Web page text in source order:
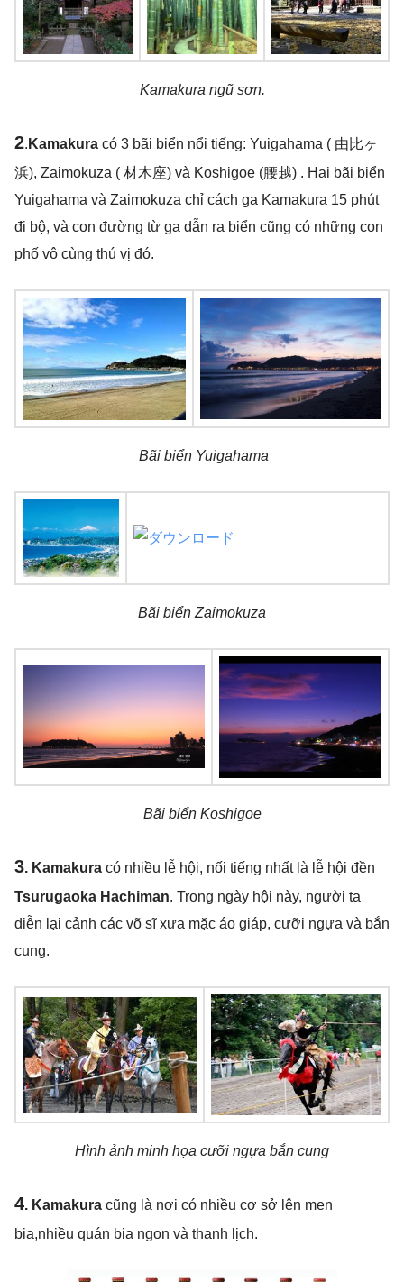
Kamakura ngũ sơn.
2. Kamakura có 3 bãi biển nổi tiếng: Yuigahama ( 由比ヶ
浜), Zaimokuza ( 材木座) và Koshigoe (腰越) . Hai bãi biển
Yuigahama và Zaimokuza chỉ cách ga Kamakura 15 phút
đi bộ, và con đường từ ga dẫn ra biển cũng có những con
phố vô cùng thú vị đó.
Bãi biển Yuigahama
Bãi biển Zaimokuza
Bãi biển Koshigoe
3. Kamakura có nhiều lễ hội, nối tiếng nhất là lễ hội đền
Tsurugaoka Hachiman. Trong ngày hội này, người ta
diễn lại cảnh các võ sĩ xưa mặc áo giáp, cưỡi ngựa và bắn
cung.
Hình ảnh minh họa cưỡi ngựa bắn cung
4. Kamakura cũng là nơi có nhiều cơ sở lên men
bia,nhiều quán bia ngon và thanh lịch.